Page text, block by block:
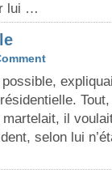
lui …
il
selon lui